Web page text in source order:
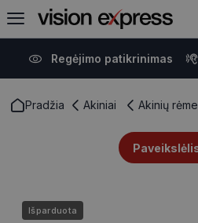
Regėjimo patikrinimas
Pradžia Akiniai Akinių
Išparduota